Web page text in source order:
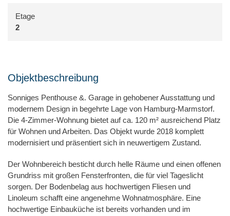
Etage
2
Objektbeschreibung
Sonniges Penthouse &. Garage in gehobener Ausstattung und
modernem Design in begehrte Lage von Hamburg-Marmstorf.
Die 4-Zimmer-Wohnung bietet auf ca. 120 m² ausreichend Platz
für Wohnen und Arbeiten. Das Objekt wurde 2018 komplett
modernisiert und präsentiert sich in neuwertigem Zustand.
Der Wohnbereich besticht durch helle Räume und einen offenen
Grundriss mit großen Fensterfronten, die für viel Tageslicht
sorgen. Der Bodenbelag aus hochwertigen Fliesen und
Linoleum schafft eine angenehme Wohnatmosphäre. Eine
hochwertige Einbauküche ist bereits vorhanden und im